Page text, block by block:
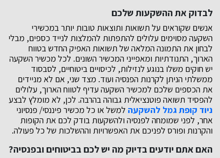
לבדוק את ההשקעות שלכם
אנשים שקוראים על תשואות ותוצאות טובות יותר במכשירי
השקעה מסוימים עלולים להתפתות להמלצות לנייד כספים, מבלי
לבחון את התמונה המלאה של תשואות האפיק החדש בטווח
הארוך, התנודתיות ומאפייני המכשיר השונים. לכל מכשיר השקעה
יש חוקים משלו בנוגע לנזילות, לכיסויים ביטוחיים, לסבסוד
ממשלתי הניתן לקרנות הפנסיה ועוד. מצד שני, אם לא מניידים
את הכספים שלכם למכשיר השקעה עדיף לטווח הארוך, עלולים
להפסיד תשואה פוטנציאלית גבוהה בהרבה. לכן, לא מומלץ לבצע
ניוד קופת גמל להשקעה למשל או כל מכשיר פיננסי/ פנסיוני
אחר, לפני שמומחה לפנסיה ולהשקעות בודק לכם את הקופות
והקרנות ופורס לפניכם את האפשרויות וההשלכות של כל פעולה.
האם אתם יודעים בדיוק מה יש לכם בביטוחים ובפנסיה?